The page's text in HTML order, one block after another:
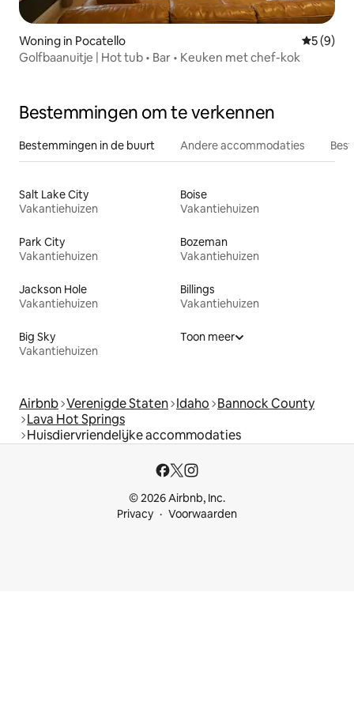
Woning in Pocatello
5 (9)
Golfbaanuitje | Hot tub • Bar • Keuken met chef-kok
Bestemmingen om te verkennen
Bestemmingen in de buurt Andere accommodaties
Salt Lake City
Vakantiehuizen
Boise
Vakantiehuizen
Park City
Vakantiehuizen
Bozeman
Vakantiehuizen
Jackson Hole
Vakantiehuizen
Billings
Vakantiehuizen
Big Sky
Vakantiehuizen
Toon meer
Airbnb Verenigde Staten Idaho Bannock County
Lava Hot Springs
Huisdiervriendelijke accommodaties
© 2026 Airbnb, Inc.
Privacy
Voorwaarden